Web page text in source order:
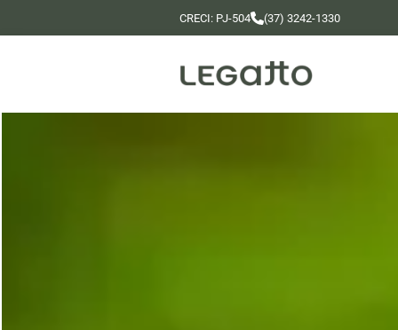
CRECI: PJ-504 (37) 3242-1330